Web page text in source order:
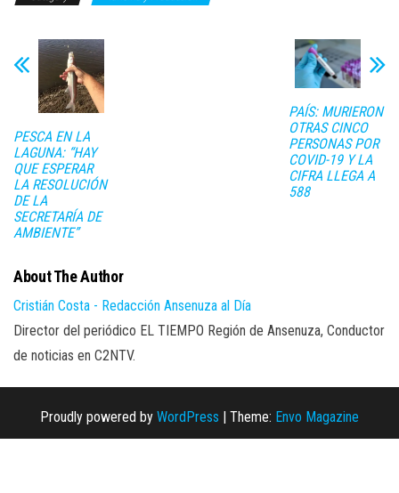
PESCA EN LA
LAGUNA: “HAY
QUE ESPERAR
LA RESOLUCIÓN
DE LA
SECRETARÍA DE
AMBIENTE”
PAÍS: MURIERON
OTRAS CINCO
PERSONAS POR
COVID-19 Y LA
CIFRA LLEGA A
588
About The Author
Cristián Costa - Redacción Ansenuza al Día
Director del periódico EL TIEMPO Región de Ansenuza, Conductor
de noticias en C2NTV.
Proudly powered by WordPress | Theme: Envo Magazine